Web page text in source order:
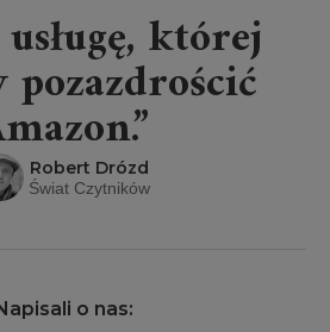
której
pozazdrościć
Robert Drózd
Świat Czytników
o nas: